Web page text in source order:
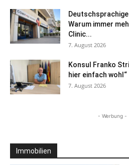
Warum immer
Clinic...
7. August 2026
Konsul Franko
hier einfach wohl“
7. August 2026
- Werbung -
Immobilien